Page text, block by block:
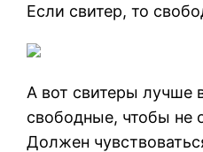
Если свитер, то
А вот свитеры лучше
свободные, чтобы не
Должен